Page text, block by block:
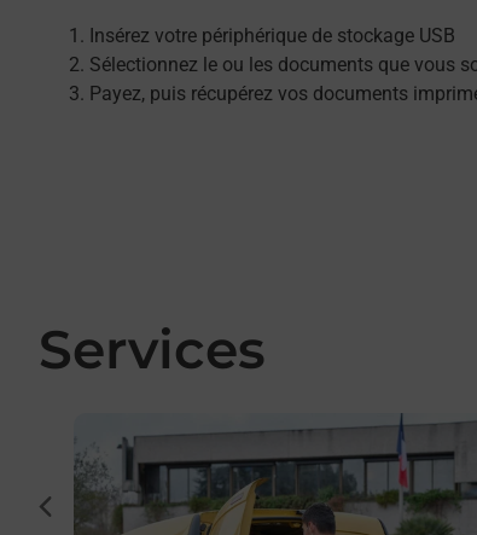
Insérez votre périphérique de stockage USB
Sélectionnez le ou les documents que vous
Payez, puis récupérez vos documents
Services
La